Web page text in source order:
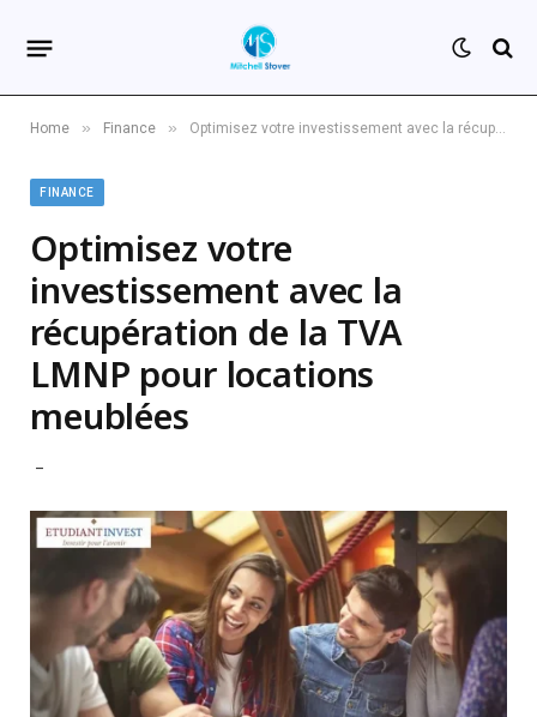
Home » Finance » Optimisez votre investissement avec la récupération de la TVA LMNP pour locations meublées
FINANCE
Optimisez votre
investissement avec la
récupération de la TVA
LMNP pour locations
meublées